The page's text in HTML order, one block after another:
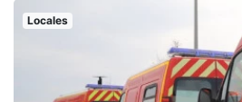
Locales